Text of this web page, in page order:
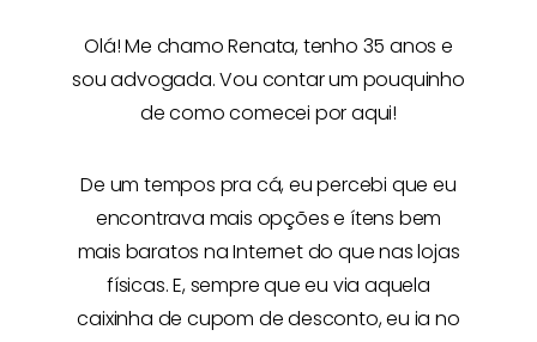
Olá! Me chamoRenata, tenho 35 anos e
sou advogada. Vou contar um pouquinho
de como comecei por aqui!
De um tempos pra cá, eu percebi que eu
encontrava mais opções e ítens bem
mais baratos na Internetdo que nas lojas
físicas. E, sempre que eu via aquela
caixinha de cupom de desconto, eu ia no